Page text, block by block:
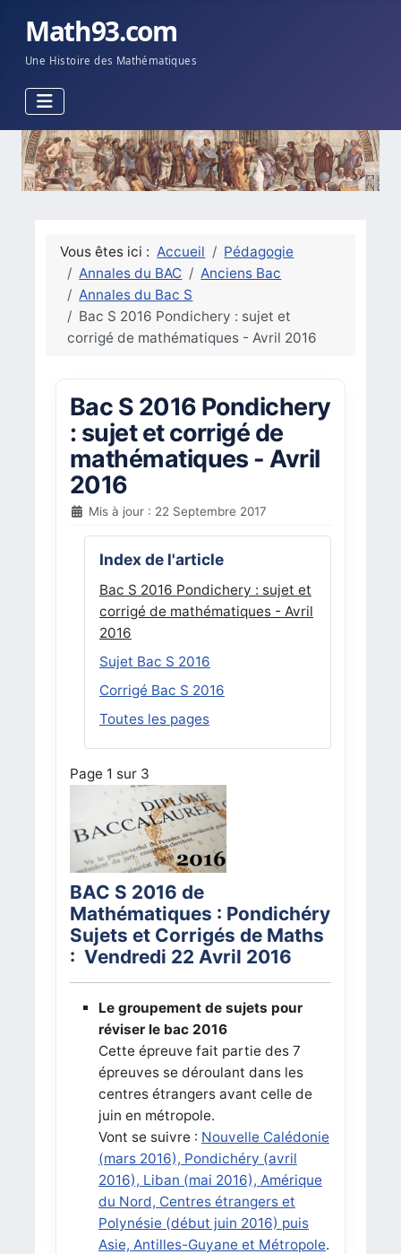
Math93.com
Une Histoire des Mathématiques
Vous êtes ici : Accueil
Pédagogie
Annales du BAC
Anciens Bac
Annales du Bac S
Bac S 2016 Pondichery : sujet et
corrigé de mathématiques - Avril 2016
Bac S 2016 Pondichery
: sujet et corrigé de
mathématiques - Avril
2016
Mis à jour : 22 Septembre 2017
Index de l'article
Bac S 2016 Pondichery : sujet et
corrigé de mathématiques - Avril
2016
Sujet Bac S 2016
Corrigé Bac S 2016
Toutes les pages
Page 1 sur 3
BAC S 2016 de
Mathématiques : Pondichéry
Sujets et Corrigés de Maths
: Vendredi 22 Avril 2016
Le groupement de sujets pour
réviser le bac 2016
Cette épreuve fait partie des 7
épreuves se déroulant dans les
centres étrangers avant celle de
juin en métropole.
Vont se suivre : Nouvelle Calédonie
(mars 2016), Pondichéry (avril
2016), Liban (mai 2016), Amérique
du Nord, Centres étrangers et
Polynésie (début juin 2016) puis
Asie, Antilles-Guyane et Métropole.